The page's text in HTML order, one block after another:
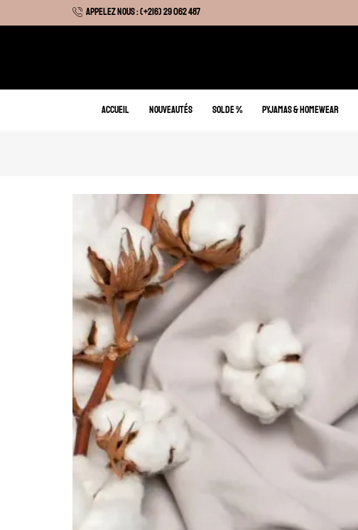
APPELEZ NOUS : (+216) 29 062 487
Hiver : Livraison gratuite sur tous nos articles
ACCUEIL NOUVEAUTÉS SOLDE % PYJAMAS & HOMEWEAR